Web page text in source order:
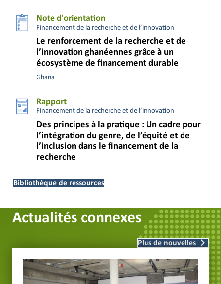
Note d'orientation
Financement de la recherche et de l’innovation
Le renforcement de la recherche et de
l’innovation ghanéennes grâce à un
écosystème de financement durable
Ghana
Rapport
Financement de la recherche et de l’innovation
Des principes à la pratique : Un cadre pour
l’intégration du genre, de l’équité et de
l’inclusion dans le financement de la
recherche
Bibliothèque de ressources
Actualités connexes
Plus de nouvelles